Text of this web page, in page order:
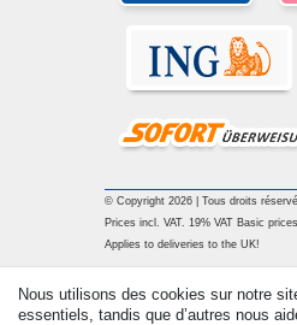
© Copyright 2026 | Tous droits
Prices incl. VAT. 19% VAT Basic
Applies to deliveries to the UK!
Nous utilisons des cookies sur notre
essentiels, tandis que d’autres nous
Rétracter le contrat